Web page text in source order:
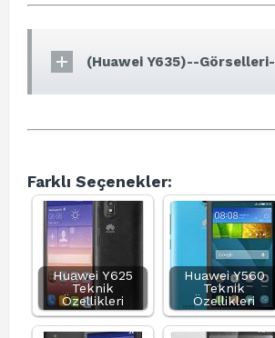
(Huawei Y635)--Görselleri-
Farklı Seçenekler:
Huawei Y625
Teknik
Özellikleri
Huawei Y560
Teknik
Özellikleri